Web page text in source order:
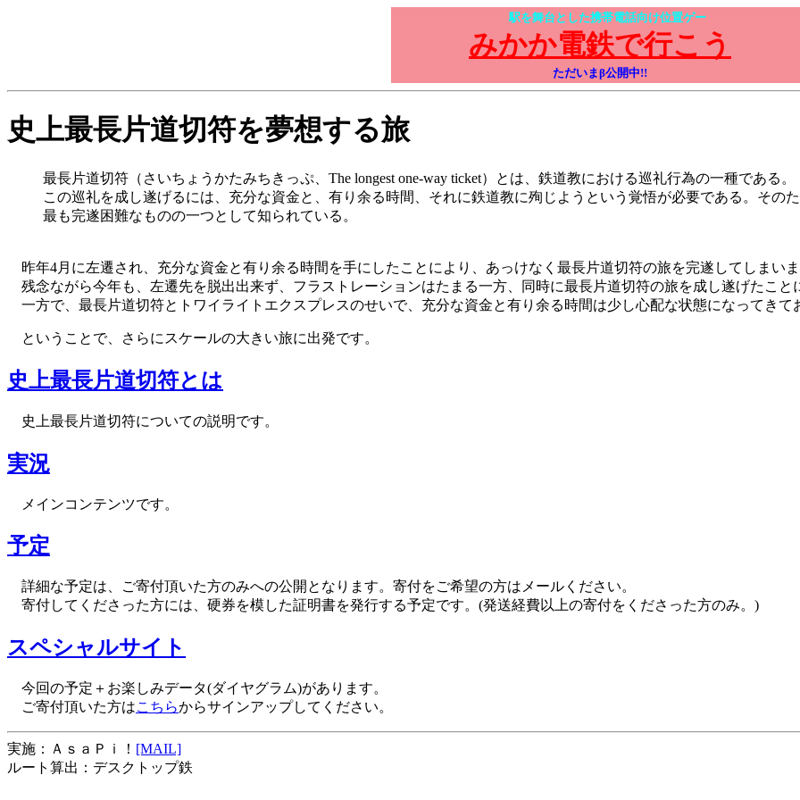
駅を舞台とした携帯電話向け位置ゲー
みかか電鉄で行こう
ただいまβ公開中!!
史上最長片道切符を夢想する旅
最長片道切符（さいちょうかたみちきっぷ、The longest one-way ticket）とは、鉄道教における巡礼行為の一種である。
この巡礼を成し遂げるには、充分な資金と、有り余る時間、それに鉄道教に殉じようという覚悟が必要である。その
最も完遂困難なものの一つとして知られている。
昨年4月に左遷され、充分な資金と有り余る時間を手にしたことにより、あっけなく最長片道切符の旅を完遂してしまい
残念ながら今年も、左遷先を脱出出来ず、フラストレーションはたまる一方、同時に最長片道切符の旅を成し遂げたこ
一方で、最長片道切符とトワイライトエクスプレスのせいで、充分な資金と有り余る時間は少し心配な状態になってき
ということで、さらにスケールの大きい旅に出発です。
史上最長片道切符とは
史上最長片道切符についての説明です。
実況
メインコンテンツです。
予定
詳細な予定は、ご寄付頂いた方のみへの公開となります。寄付をご希望の方はメールください。
寄付してくださった方には、硬券を模した証明書を発行する予定です。(発送経費以上の寄付をくださった方のみ。)
スペシャルサイト
今回の予定＋お楽しみデータ(ダイヤグラム)があります。
ご寄付頂いた方はこちらからサインアップしてください。
実施：ＡｓａＰｉ！ [MAIL]
ルート算出：デスクトップ鉄